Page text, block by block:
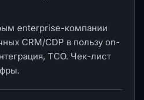
enterprise-компании
CRM/CDP в пользу on-
TCO. Чек-лист